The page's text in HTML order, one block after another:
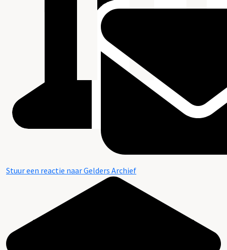
Stuur een reactie naar Gelders Archief